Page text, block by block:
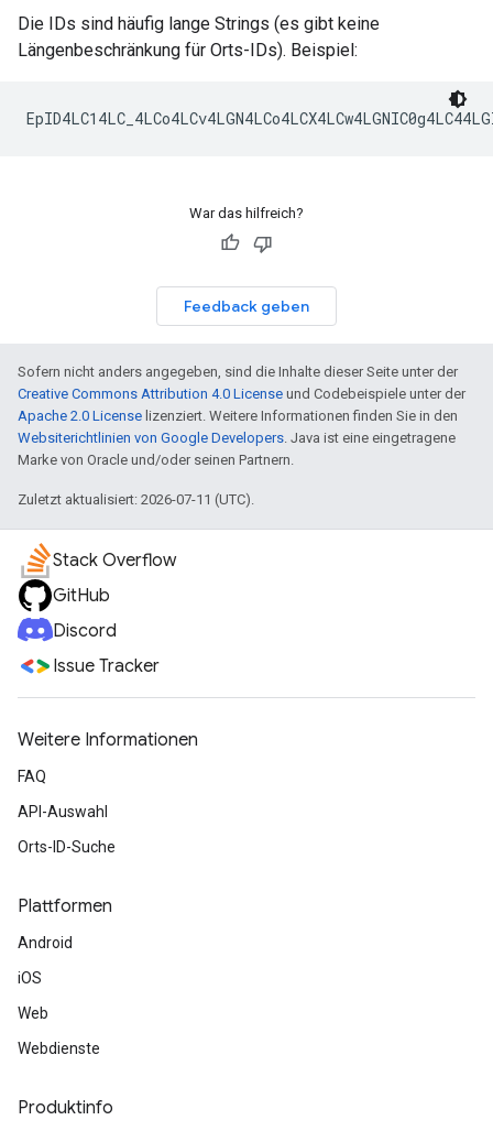
Die IDs sind häufig lange Strings (es gibt keine
Längenbeschränkung für Orts-IDs). Beispiel:
War das hilfreich?
Feedback geben
Sofern nicht anders angegeben, sind die Inhalte dieser Seite unter der
Creative Commons Attribution 4.0 License und Codebeispiele unter der
Apache 2.0 License lizenziert. Weitere Informationen finden Sie in den
Websiterichtlinien von Google Developers. Java ist eine eingetragene
Marke von Oracle und/oder seinen Partnern.
Zuletzt aktualisiert: 2026-07-11 (UTC).
Stack Overflow
GitHub
Discord
Issue Tracker
Weitere Informationen
FAQ
API-Auswahl
Orts-ID-Suche
Plattformen
Android
iOS
Web
Webdienste
Produktinfo